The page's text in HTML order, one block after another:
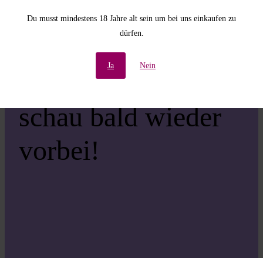
Du musst mindestens 18 Jahre alt sein um bei uns einkaufen zu
dürfen.
Ja Nein
Unannehmlichkeiten!
Wir arbeiten an einer
großartigen Sache –
schau bald wieder
vorbei!